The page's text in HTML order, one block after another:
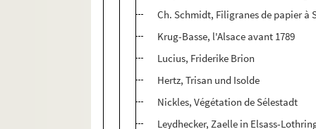
Ch. Schmidt, Filigranes de papier à
Krug-Basse, l'Alsace avant 1789
Lucius, Friderike Brion
Hertz, Trisan und Isolde
Nickles, Végétation de Sélestadt
Leydhecker, Zaelle in Elsass-